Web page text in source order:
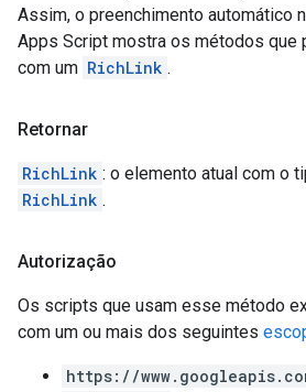
Assim, o preenchimento automático
Apps Script mostra os métodos que
com um RichLink .
Retornar
RichLink : o elemento atual com o
RichLink .
Autorização
Os scripts que usam esse método
com um ou mais dos seguintes
https://